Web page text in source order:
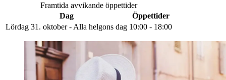
Framtida avvikande öppettider
Dag
Öppettider
Lördag 31. oktober - Alla helgons dag 10:00 - 18:00